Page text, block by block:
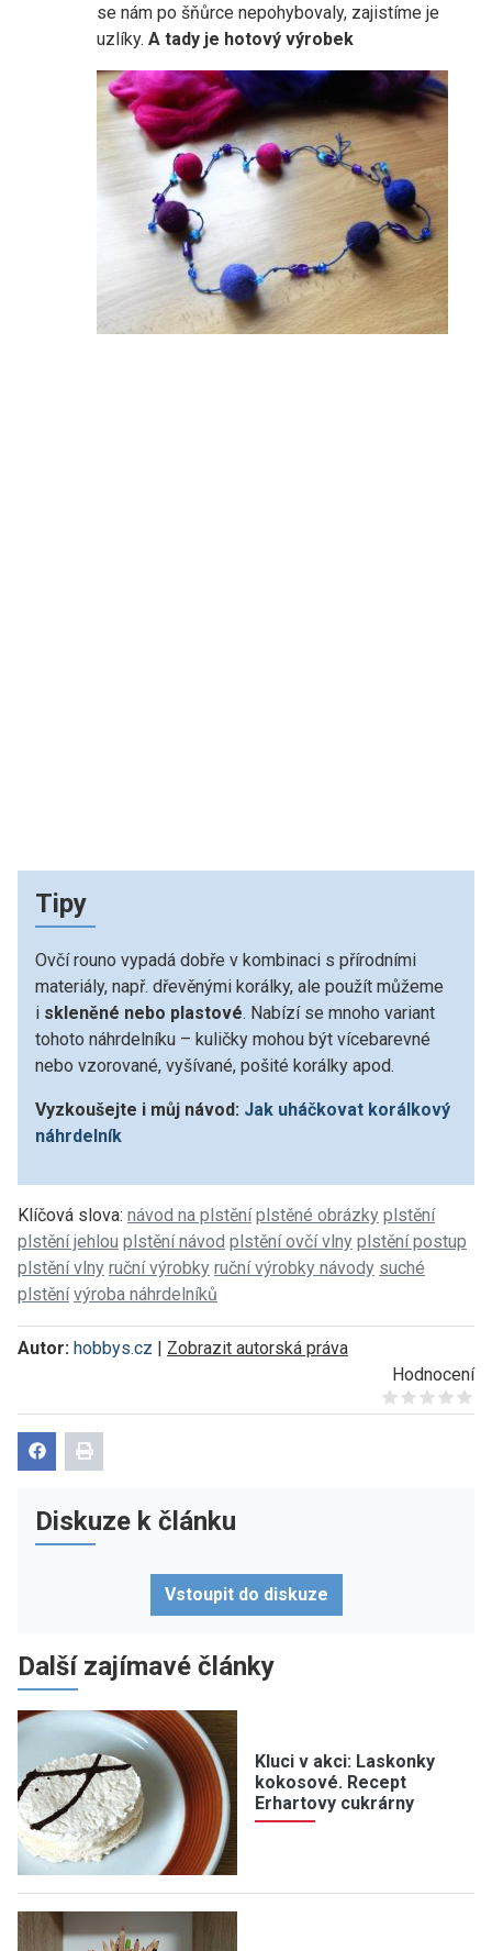
se nám po šňůrce nepohybovaly, zajistíme je
uzlíky. A tady je hotový výrobek
Tipy
Ovčí rouno vypadá dobře v kombinaci s přírodními
materiály, např. dřevěnými korálky, ale použít můžeme
i skleněné nebo plastové. Nabízí se mnoho variant
tohoto náhrdelníku – kuličky mohou být vícebarevné
nebo vzorované, vyšívané, pošité korálky apod.
Vyzkoušejte i můj návod: Jak uháčkovat korálkový
náhrdelník
Klíčová slova: návod na plstění plstěné obrázky plstění
plstění jehlou plstění návod plstění ovčí vlny plstění postup
plstění vlny ruční výrobky ruční výrobky návody suché
plstění výroba náhrdelníků
Autor: hobbys.cz | Zobrazit autorská práva
Hodnocení
Give it 1/5
Give it 2/5
Give it 3/5
Give it 4/5
Give it 5/5
Diskuze k článku
Vstoupit do diskuze
Další zajímavé články
Kluci v akci: Laskonky
kokosové. Recept
Erhartovy cukrárny